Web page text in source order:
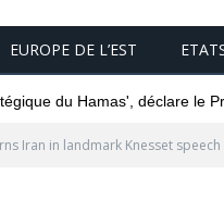
EUROPE DE L’EST
du Hamas', déclare le
Iran in landmark Knesset speech